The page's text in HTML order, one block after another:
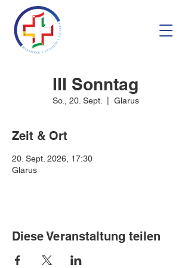
III Sonntag
So., 20. Sept. Glarus
Zeit & Ort
20. Sept. 2026, 17:30
Glarus
Diese Veranstaltung teilen